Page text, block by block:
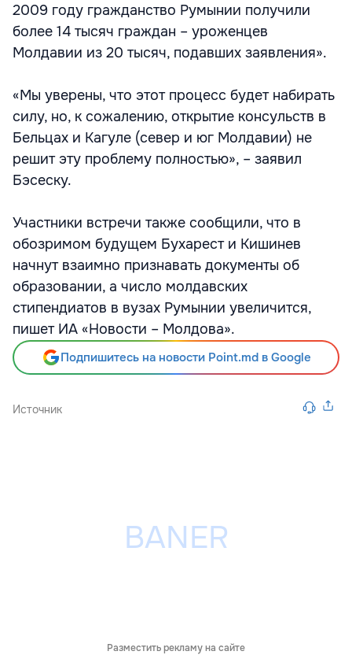
2009 году гражданство Румынии получили
более 14 тысяч граждан – уроженцев
Молдавии из 20 тысяч, подавших заявления».
«Мы уверены, что этот процесс будет набирать
силу, но, к сожалению, открытие консульств в
Бельцах и Кагуле (север и юг Молдавии) не
решит эту проблему полностью», – заявил
Бэсеску.
Участники встречи также сообщили, что в
обозримом будущем Бухарест и Кишинев
начнут взаимно признавать документы об
образовании, а число молдавских
стипендиатов в вузах Румынии увеличится,
пишет ИА «Новости – Молдова».
Подпишитесь на новости Point.md в Google
Источник
Разместить рекламу на сайте